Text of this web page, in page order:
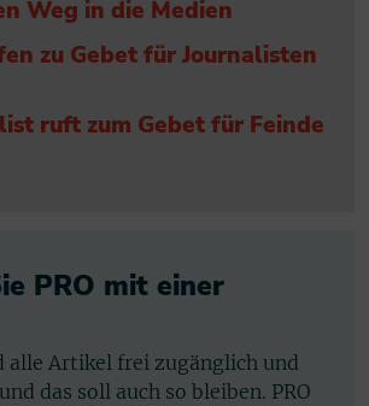
Weg in die Medien
zu Gebet für Journalisten
ruft zum Gebet für Feinde
PRO mit einer
alle Artikel frei zugänglich und
das soll auch so bleiben. PRO